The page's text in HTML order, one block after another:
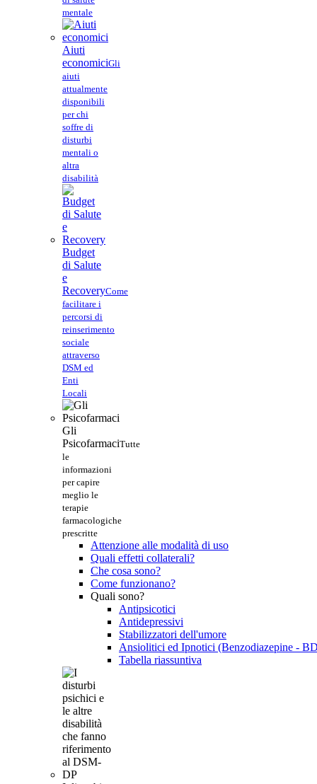
mentale
Aiuti
economiciGli
aiuti
attualmente
disponibili
per chi
soffre di
disturbi
mentali o
altra
disabilità
Budget
di Salute
e
RecoveryCome
facilitare i
percorsi di
reinserimento
sociale
attraverso
DSM ed
Enti
Locali
Gli
PsicofarmaciTutte
le
informazioni
per capire
meglio le
terapie
farmacologiche
prescritte
Attenzione alle modalità di uso
Quali effetti collaterali?
Che cosa sono?
Come funzionano?
Quali sono?
Antipsicotici
Antidepressivi
Stabilizzatori dell'umore
Ansiolitici ed Ipnotici (Benzodiazepine -
Tabella riassuntiva